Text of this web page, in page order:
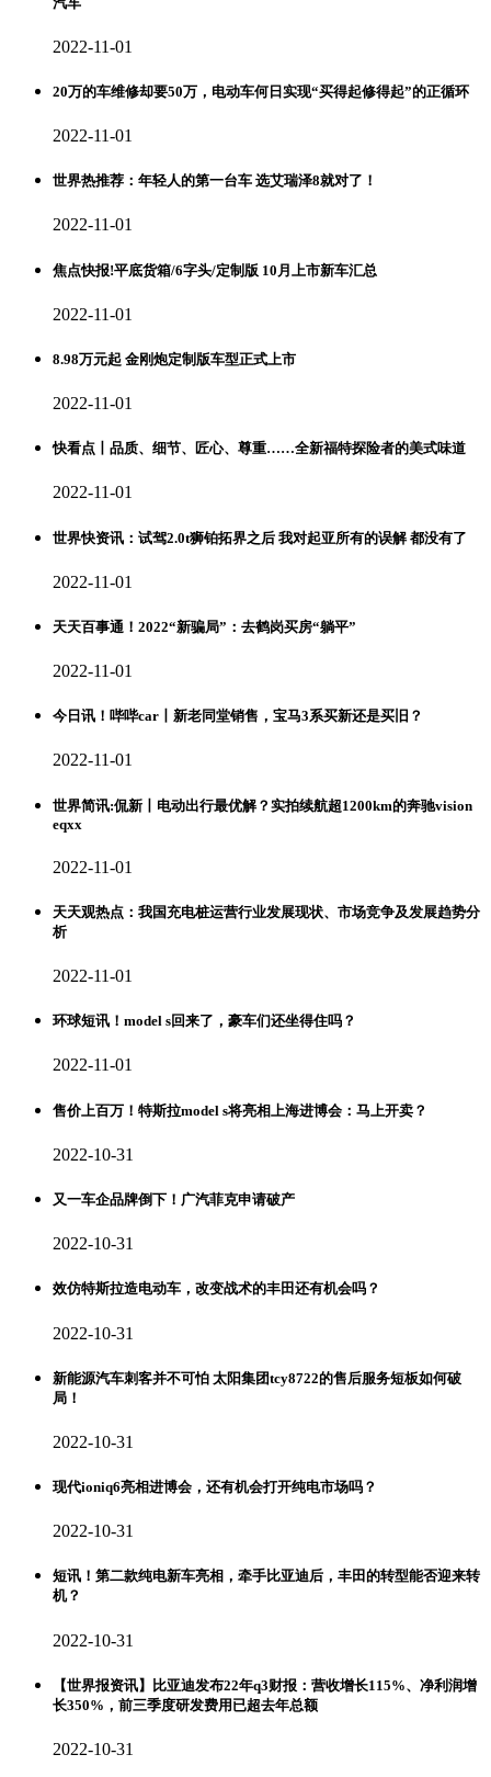
2022-11-01
20万的车维修却要50万，电动车何日实现“买得起修得起”的正循环
2022-11-01
世界热推荐：年轻人的第一台车 选艾瑞泽8就对了！
2022-11-01
焦点快报!平底货箱/6字头/定制版 10月上市新车汇总
2022-11-01
8.98万元起 金刚炮定制版车型正式上市
2022-11-01
快看点丨品质、细节、匠心、尊重……全新福特探险者的美式味道
2022-11-01
世界快资讯：试驾2.0t狮铂拓界之后 我对起亚所有的误解 都没有了
2022-11-01
天天百事通！2022“新骗局”：去鹤岗买房“躺平”
2022-11-01
今日讯！哔哔car丨新老同堂销售，宝马3系买新还是买旧？
2022-11-01
世界简讯:侃新丨电动出行最优解？实拍续航超1200km的奔驰vision
eqxx
2022-11-01
天天观热点：我国充电桩运营行业发展现状、市场竞争及发展趋势分
析
2022-11-01
环球短讯！model s回来了，豪车们还坐得住吗？
2022-11-01
售价上百万！特斯拉model s将亮相上海进博会：马上开卖？
2022-10-31
又一车企品牌倒下！广汽菲克申请破产
2022-10-31
效仿特斯拉造电动车，改变战术的丰田还有机会吗？
2022-10-31
新能源汽车刺客并不可怕 太阳集团tcy8722的售后服务短板如何破
局！
2022-10-31
现代ioniq6亮相进博会，还有机会打开纯电市场吗？
2022-10-31
短讯！第二款纯电新车亮相，牵手比亚迪后，丰田的转型能否迎来转
机？
2022-10-31
【世界报资讯】比亚迪发布22年q3财报：营收增长115%、净利润增
长350%，前三季度研发费用已超去年总额
2022-10-31